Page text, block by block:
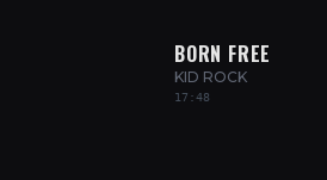
BORN FREE
KID ROCK
17:48